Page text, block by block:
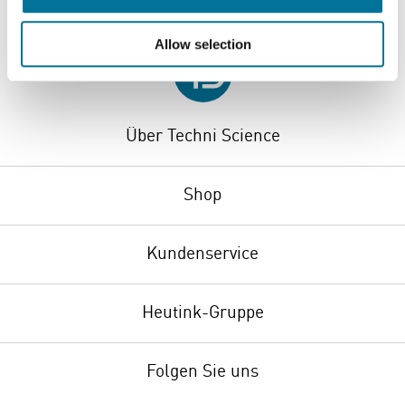
Allow selection
Über Techni Science
Shop
Kundenservice
Heutink-Gruppe
Folgen Sie uns